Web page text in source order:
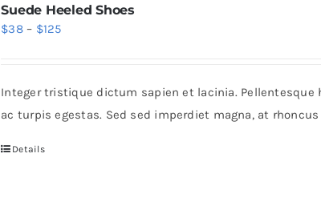
Suede Heeled Shoes
$38 – $125Price
through
$125
Integer tristique dictum sapien et lacinia.
ac turpis egestas. Sed sed imperdiet magna, at rhoncus
Details